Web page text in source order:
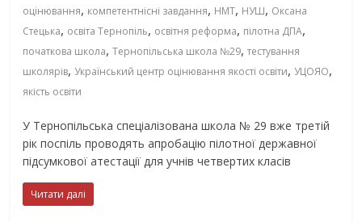
оцінювання, компетентнісні завдання, НМТ, НУШ, Оксана
Стецька, освіта Тернопіль, освітня реформа, пілотна ДПА,
початкова школа,Тернопільська школа №29,тестування
школярів, Український центр оцінювання якості освіти, УЦОЯО,
якість освіти
У Тернопільська спеціалізована школа № 29 вже третій
рік поспіль проводять апробацію пілотної державної
підсумкової атестації для учнів четвертих класів
Читати далі